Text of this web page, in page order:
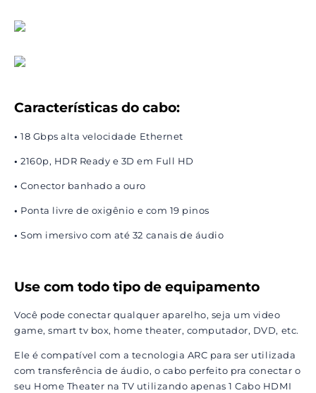
Características do cabo:
• 18 Gbps alta velocidade Ethernet
• 2160p, HDR Ready e 3D em Full HD
• Conector banhado a ouro
• Ponta livre de oxigênio e com 19 pinos
• Som imersivo com até 32 canais de áudio
Use com todo tipo de equipamento
Você pode conectar qualquer aparelho, seja um video
game, smart tv box, home theater, computador, DVD, etc.
Ele é compatível com a tecnologia ARC para ser utilizada
com transferência de áudio, o cabo perfeito pra conectar o
seu Home Theater na TV utilizando apenas 1 Cabo HDMI